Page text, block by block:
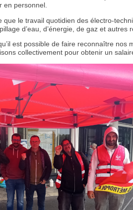
personnel.
le travail quotidien des électro-
d’eau, d’énergie, de gaz et autres
est possible de faire reconnaître nos
collectivement pour obtenir un